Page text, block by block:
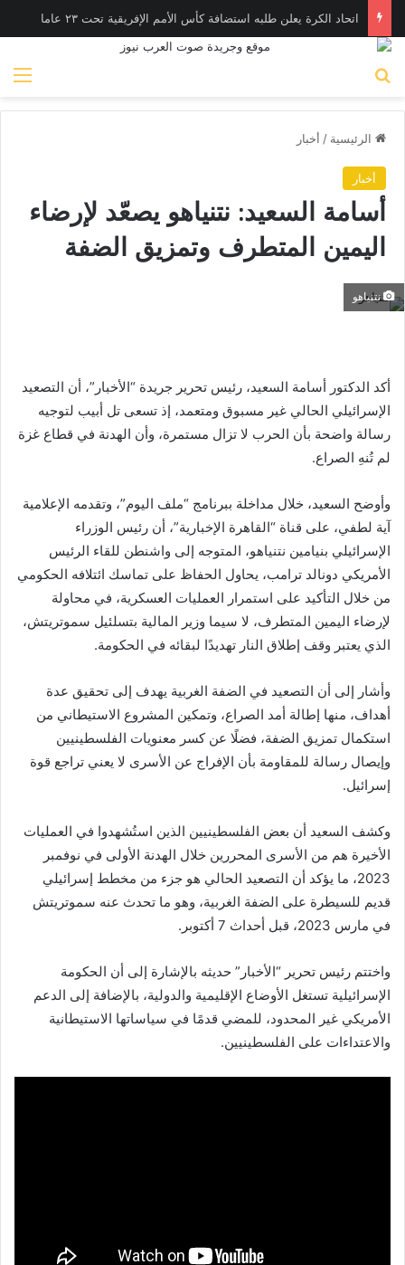
اتحاد الكرة يعلن طلبه استضافة كأس الأمم الإفريقية تحت ٢٣ عاما
الرئيسية / أخبار
أخبار
أسامة السعيد: نتنياهو يصعّد لإرضاء
اليمين المتطرف وتمزيق الضفة
نتنياهو
أكد الدكتور أسامة السعيد، رئيس تحرير جريدة “الأخبار”، أن التصعيد
الإسرائيلي الحالي غير مسبوق ومتعمد، إذ تسعى تل أبيب لتوجيه
رسالة واضحة بأن الحرب لا تزال مستمرة، وأن الهدنة في قطاع غزة
لم تُنهِ الصراع.
وأوضح السعيد، خلال مداخلة ببرنامج “ملف اليوم”، وتقدمه الإعلامية
آية لطفي، على قناة “القاهرة الإخبارية”، أن رئيس الوزراء
الإسرائيلي بنيامين نتنياهو، المتوجه إلى واشنطن للقاء الرئيس
الأمريكي دونالد ترامب، يحاول الحفاظ على تماسك ائتلافه الحكومي
من خلال التأكيد على استمرار العمليات العسكرية، في محاولة
لإرضاء اليمين المتطرف، لا سيما وزير المالية بتسلئيل سموتريتش،
الذي يعتبر وقف إطلاق النار تهديدًا لبقائه في الحكومة.
وأشار إلى أن التصعيد في الضفة الغربية يهدف إلى تحقيق عدة
أهداف، منها إطالة أمد الصراع، وتمكين المشروع الاستيطاني من
استكمال تمزيق الضفة، فضلًا عن كسر معنويات الفلسطينيين
وإيصال رسالة للمقاومة بأن الإفراج عن الأسرى لا يعني تراجع قوة
إسرائيل.
وكشف السعيد أن بعض الفلسطينيين الذين استُشهدوا في العمليات
الأخيرة هم من الأسرى المحررين خلال الهدنة الأولى في نوفمبر
2023، ما يؤكد أن التصعيد الحالي هو جزء من مخطط إسرائيلي
قديم للسيطرة على الضفة الغربية، وهو ما تحدث عنه سموتريتش
في مارس 2023، قبل أحداث 7 أكتوبر.
واختتم رئيس تحرير “الأخبار” حديثه بالإشارة إلى أن الحكومة
الإسرائيلية تستغل الأوضاع الإقليمية والدولية، بالإضافة إلى الدعم
الأمريكي غير المحدود، للمضي قدمًا في سياساتها الاستيطانية
والاعتداءات على الفلسطينيين.